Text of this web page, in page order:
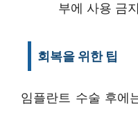
부에 사용 금
회복을 위한 팁
임플란트 수술 후에